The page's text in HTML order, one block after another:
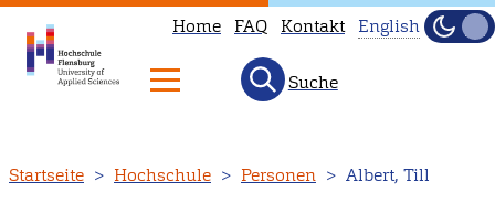
zum
Home FAQ Kontakt
not
English
Hell
Suche
Startseite Hochschule Personen Albert, Till